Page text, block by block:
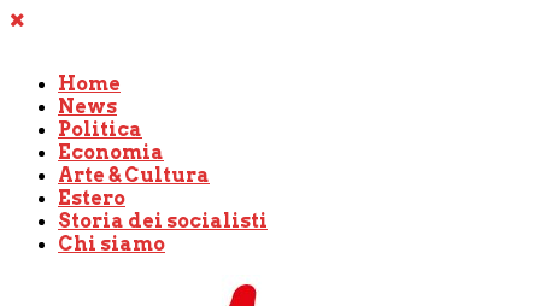
Home
News
Politica
Economia
Arte & Cultura
Estero
Storia dei socialisti
Chi siamo